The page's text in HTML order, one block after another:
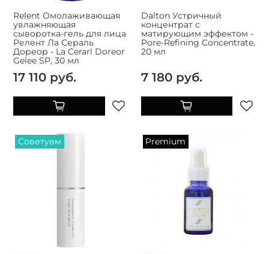
Relent Омолаживающая
увлажняющая
сыворотка-гель для лица
Релент Ла Сераль
Дореор - La Cerarl Doreor
Gelee SP, 30 мл
17 110 руб.
Dalton Устричный
концентрат с
матирующим эффектом -
Pore-Refining Concentrate,
20 мл
7 180 руб.
Советуем Premium